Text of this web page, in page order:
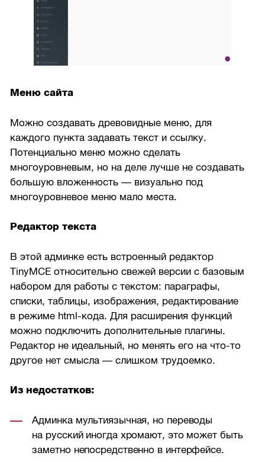
Меню сайта
Можно создавать древовидные меню, для
каждого пункта задавать текст и ссылку.
Потенциально меню можно сделать
многоуровневым, но на деле лучше не создавать
большую вложенность — визуально под
многоуровневое меню мало места.
Редактор текста
В этой админке есть встроенный редактор
TinyMCE относительно свежей версии с базовым
набором для работы с текстом: параграфы,
списки, таблицы, изображения, редактирование
в режиме html-кода. Для расширения функций
можно подключить дополнительные плагины.
Редактор не идеальный, но менять его на что-то
другое нет смысла — слишком трудоемко.
Из недостатков:
Админка мультиязычная, но переводы
на русский иногда хромают, это может быть
заметно непосредственно в интерфейсе.